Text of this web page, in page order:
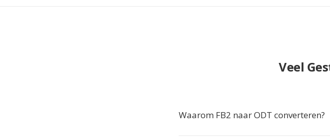
Veel
Waarom FB2 naar ODT converteren?